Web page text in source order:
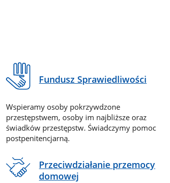
Fundusz Sprawiedliwości
Wspieramy osoby pokrzywdzone
przestępstwem, osoby im najbliższe oraz
świadków przestępstw. Świadczymy pomoc
postpenitencjarną.
Przeciwdziałanie przemocy
domowej